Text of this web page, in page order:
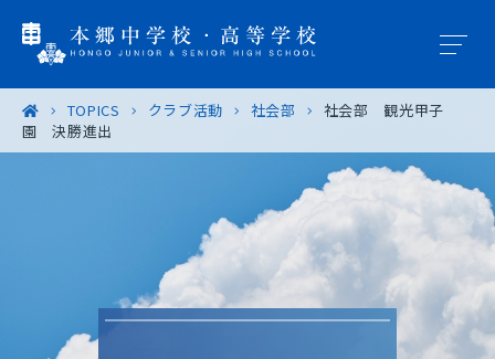
学園概要
入試案内
TOPICS クラブ活動 社会部
社会部 観光甲子
園 決勝進出